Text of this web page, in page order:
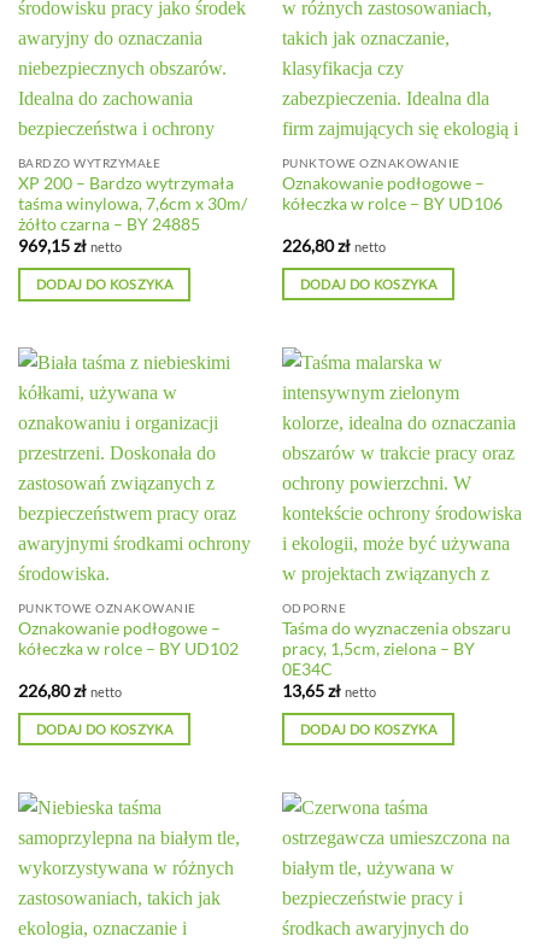
BARDZO WYTRZYMAŁE
XP 200 – Bardzo wytrzymała
taśma winylowa, 7,6cm x 30m/
żółto czarna – BY 24885
969,15zł netto
DODAJ DO KOSZYKA
PUNKTOWE OZNAKOWANIE
Oznakowanie podłogowe –
kółeczka w rolce – BY UD106
226,80zł netto
DODAJ DO KOSZYKA
PUNKTOWE OZNAKOWANIE
Oznakowanie podłogowe –
kółeczka w rolce – BY UD102
226,80zł netto
DODAJ DO KOSZYKA
ODPORNE
Taśma do wyznaczenia obszaru
pracy, 1,5cm, zielona – BY
0E34C
13,65zł netto
DODAJ DO KOSZYKA